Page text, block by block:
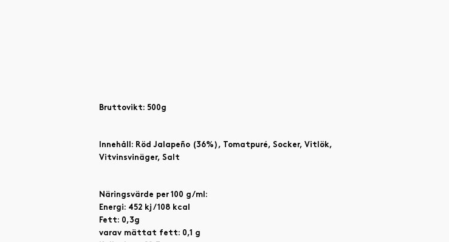
Bruttovikt: 500g
Innehåll: Röd Jalapeño (36%), Tomatpuré, Socker, Vitlök,
Vitvinsvinäger, Salt
Näringsvärde per 100 g/ml:
Energi: 452 kj / 108 kcal
Fett: 0,3g
varav mättat fett: 0,1 g